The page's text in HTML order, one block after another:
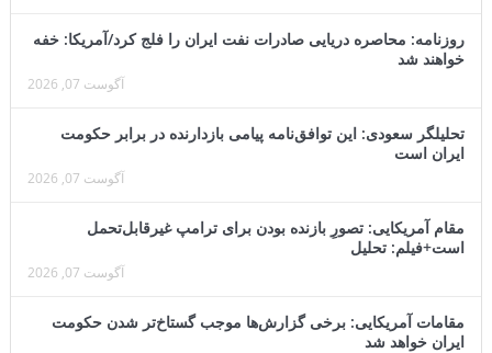
روزنامه: محاصره دریایی صادرات نفت ایران را فلج کرد/آمریکا: خفه
خواهند شد
آگوست 07, 2026
تحلیلگر سعودی: این توافق‌نامه پیامی بازدارنده در برابر حکومت
ایران است
آگوست 07, 2026
مقام آمریکایی: تصورِ بازنده بودن برای ترامپ غیرقابل‌تحمل
است+فیلم: تحلیل
آگوست 07, 2026
مقامات آمریکایی: برخی گزارش‌ها موجب گستاخ‌تر شدن حکومت
ایران خواهد شد